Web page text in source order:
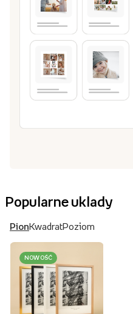
Popularne uklady
PionKwadratPoziom
NOWOŚĆ